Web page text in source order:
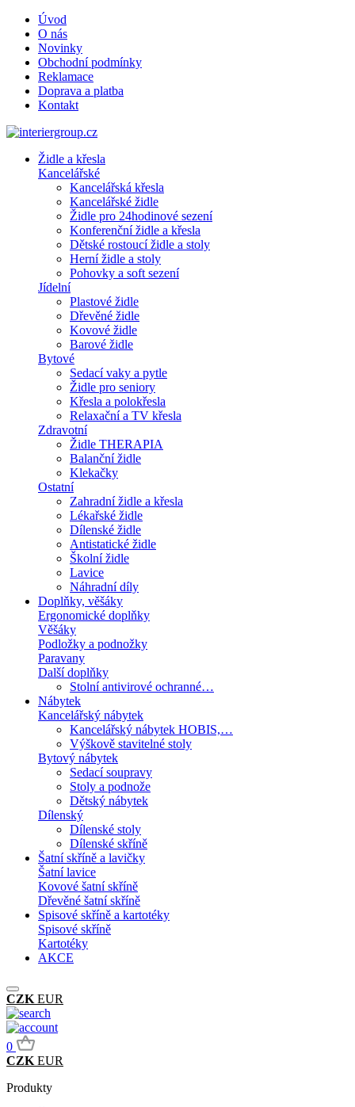
Úvod
O nás
Novinky
Obchodní podmínky
Reklamace
Doprava a platba
Kontakt
Židle a křesla
Kancelářské
Kancelářská křesla
Kancelářské židle
Židle pro 24hodinové sezení
Konferenční židle a křesla
Dětské rostoucí židle a stoly
Herní židle a stoly
Pohovky a soft sezení
Jídelní
Plastové židle
Dřevěné židle
Kovové židle
Barové židle
Bytové
Sedací vaky a pytle
Židle pro seniory
Křesla a polokřesla
Relaxační a TV křesla
Zdravotní
Židle THERAPIA
Balanční židle
Klekačky
Ostatní
Zahradní židle a křesla
Lékařské židle
Dílenské židle
Antistatické židle
Školní židle
Lavice
Náhradní díly
Doplňky, věšáky
Ergonomické doplňky
Věšáky
Podložky a podnožky
Paravany
Další doplňky
Stolní antivirové ochranné…
Nábytek
Kancelářský nábytek
Kancelářský nábytek HOBIS,…
Výškově stavitelné stoly
Bytový nábytek
Sedací soupravy
Stoly a podnože
Dětský nábytek
Dílenský
Dílenské stoly
Dílenské skříně
Šatní skříně a lavičky
Šatní lavice
Kovové šatní skříně
Dřevěné šatní skříně
Spisové skříně a kartotéky
Spisové skříně
Kartotéky
AKCE
CZK EUR
0
CZK EUR
Produkty